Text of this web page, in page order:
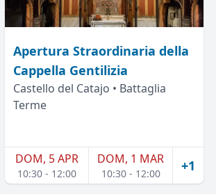
Apertura Straordinaria della
Cappella Gentilizia
Castello del Catajo • Battaglia
Terme
DOM, 5 APR
10:30 - 12:00
DOM, 1 MAR
10:30 - 12:00 +1